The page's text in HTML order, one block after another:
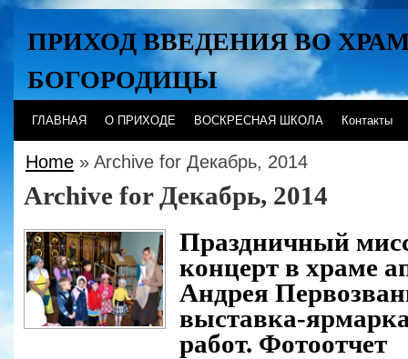
ПРИХОД ВВЕДЕНИЯ ВО
БОГОРОДИЦЫ
Хабаровск
ГЛАВНАЯ О ПРИХОДЕ ВОСКРЕСНАЯ ШКОЛА Контакты
Home » Archive for Декабрь, 2014
Archive for Декабрь, 2014
Праздничный
концерт в храме
Андрея
выставка-
работ. Фотоотчет